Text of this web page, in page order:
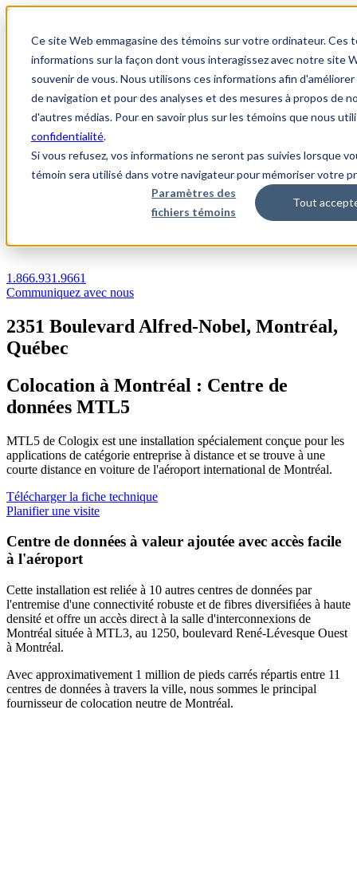
Ce site Web emmagasine des témoins sur votre ordinateur. Ces
informations sur la façon dont vous interagissez avec notre site
souvenir de vous. Nous utilisons ces informations afin
de navigation et pour des analyses et des mesures à propos de
d'autres médias. Pour en savoir plus sur les témoins que nous
confidentialité.
Si vous refusez, vos informations ne seront pas suivies lorsque
témoin sera utilisé dans votre navigateur pour mémoriser votre
Paramètres des
fichiers témoins
Tout
1.866.931.9661
Login
FR
1.866.931.9661
Communiquez avec nous
2351 Boulevard Alfred-Nobel, Montréal,
Québec
Colocation à Montréal : Centre de
données MTL5
MTL5 de Cologix est une installation spécialement conçue pour les
applications de catégorie entreprise à distance et se trouve à une
courte distance en voiture de l'aéroport international de Montréal.
Télécharger la fiche technique
Planifier une visite
Centre de données à valeur ajoutée avec accès facile
à l'aéroport
Cette installation est reliée à 10 autres centres de données par
l'entremise d'une connectivité robuste et de fibres diversifiées à haute
densité et offre un accès direct à la salle d'interconnexions de
Montréal située à MTL3, au 1250, boulevard René-Lévesque Ouest
à Montréal.
Avec approximativement 1 million de pieds carrés répartis entre 11
centres de données à travers la ville, nous sommes le principal
fournisseur de colocation neutre de Montréal.